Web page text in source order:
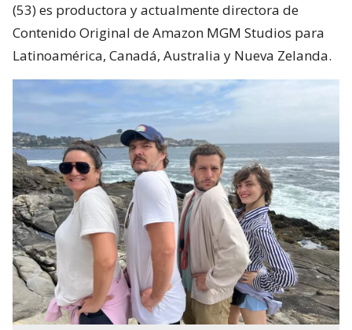
(53) es productora y actualmente directora de
Contenido Original de Amazon MGM Studios para
Latinoamérica, Canadá, Australia y Nueva Zelanda.